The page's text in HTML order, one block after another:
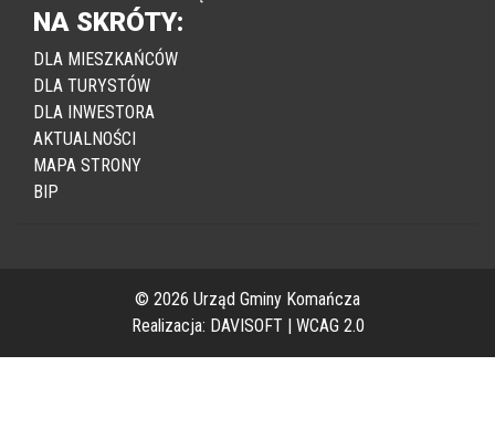
Piątek 7:00 - 14:00
NA SKRÓTY:
DLA MIESZKAŃCÓW
DLA TURYSTÓW
DLA INWESTORA
AKTUALNOŚCI
MAPA STRONY
© 2026 Urząd Gminy Komańcza
Realizacja:
|